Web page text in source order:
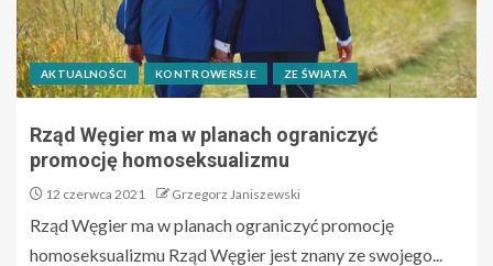
AKTUALNOŚCI KONTROWERSJE ZE ŚWIATA
Rząd Węgier ma w planach ograniczyć
promocję homoseksualizmu
12 czerwca 2021 Grzegorz Janiszewski
Rząd Węgier ma w planach ograniczyć promocję
homoseksualizmu Rząd Węgier jest znany ze swojego...